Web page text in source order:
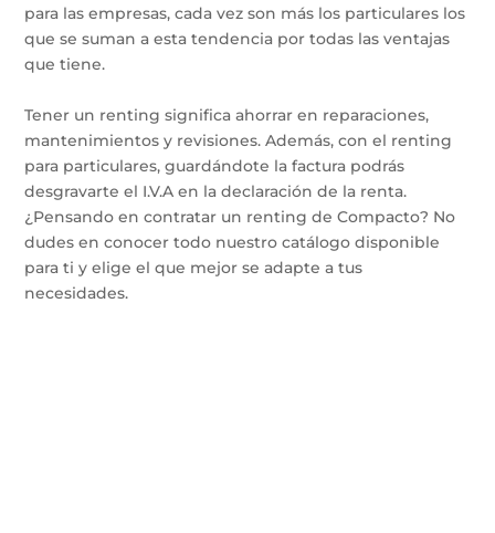
para las empresas, cada vez son más los particulares los
que se suman a esta tendencia por todas las ventajas
que tiene.
Tener un renting significa ahorrar en reparaciones,
mantenimientos y revisiones. Además, con el renting
para particulares, guardándote la factura podrás
desgravarte el I.V.A en la declaración de la renta.
¿Pensando en contratar un renting de Compacto? No
dudes en conocer todo nuestro catálogo disponible
para ti y elige el que mejor se adapte a tus
necesidades.